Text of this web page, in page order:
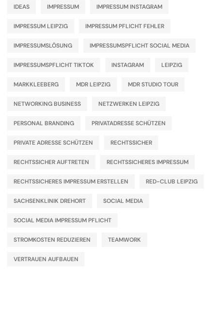
IDEAS IMPRESSUM IMPRESSUM INSTAGRAM
IMPRESSUM LEIPZIG IMPRESSUM PFLICHT FEHLER
IMPRESSUMSLÖSUNG IMPRESSUMSPFLICHT SOCIAL MEDIA
IMPRESSUMSPFLICHT TIKTOK INSTAGRAM LEIPZIG
MARKKLEEBERG MDR LEIPZIG MDR STUDIO TOUR
NETWORKING BUSINESS NETZWERKEN LEIPZIG
PERSONAL BRANDING PRIVATADRESSE SCHÜTZEN
PRIVATE ADRESSE SCHÜTZEN RECHTSSICHER
RECHTSSICHER AUFTRETEN RECHTSSICHERES IMPRESSUM
RECHTSSICHERES IMPRESSUM ERSTELLEN RED-CLUB LEIPZIG
SACHSENKLINIK DREHORT SOCIAL MEDIA
SOCIAL MEDIA IMPRESSUM PFLICHT
STROMKOSTEN REDUZIEREN TEAMWORK
VERTRAUEN AUFBAUEN